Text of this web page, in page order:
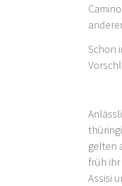
Schon
gelten
früh
Assisi